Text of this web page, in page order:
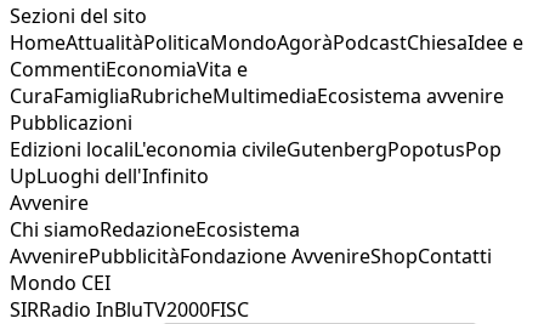
Sezioni del sito
HomeAttualitàPoliticaMondoAgoràPodcastChiesaIdee e
CommentiEconomiaVita e
CuraFamigliaRubricheMultimediaEcosistema avvenire
Pubblicazioni
Edizioni localiL'economia civileGutenbergPopotusPop
UpLuoghi dell'Infinito
Avvenire
Chi siamoRedazioneEcosistema
AvvenirePubblicitàFondazione AvvenireShopContatti
Mondo CEI
SIRRadio InBluTV2000FISC